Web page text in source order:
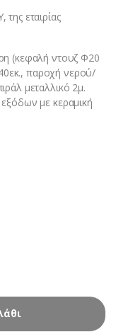
εταιρίας
(κεφαλή ντουζ Φ20
παροχή νερού/
μεταλλικό 2μ.
με κεραμική